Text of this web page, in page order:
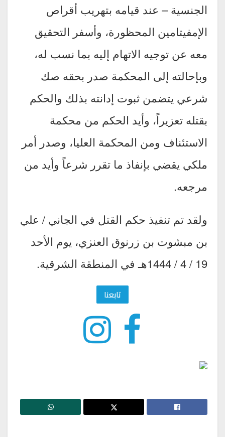
الجنسية – عند قيامه بتهريب أقراص
الإمفيتامين المحظورة، وأسفر التحقيق
معه عن توجيه الاتهام إليه بما نسب له،
وبإحالته إلى المحكمة صدر بحقه صك
شرعي يتضمن ثبوت إدانته بذلك والحكم
بقتله تعزيراً، وأيد الحكم من محكمة
الاستئناف ومن المحكمة العليا، وصدر أمر
ملكي يقضي بإنفاذ ما تقرر شرعاً وأيد من
مرجعه.
ولقد تم تنفيذ حكم القتل في الجاني / علي
بن مبشوت بن زرنوق العنزي، يوم الأحد
19 / 4 / 1444هـ في المنطقة الشرقية.
تابعنا